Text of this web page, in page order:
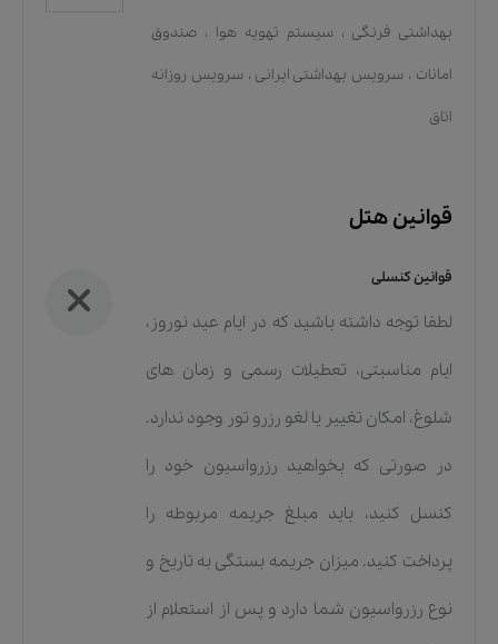
بهداشتی فرنگی ، سیستم تهویه هوا ، صندوق
امانات ، سرویس بهداشتی ایرانی ، سرویس روزانه
اتاق
قوانین هتل
قوانین کنسلی
لطفا توجه داشته باشید که در ایام عید نوروز،
ایام مناسبتی، تعطیلات رسمی و زمان های
شلوغ، امکان تغییر یا لغو رزرو تور وجود ندارد.
در صورتی که بخواهید رزرواسیون خود را
کنسل کنید، باید مبلغ جریمه مربوطه را
پرداخت کنید. میزان جریمه بستگی به تاریخ و
نوع رزرواسیون شما دارد و پس از استعلام از